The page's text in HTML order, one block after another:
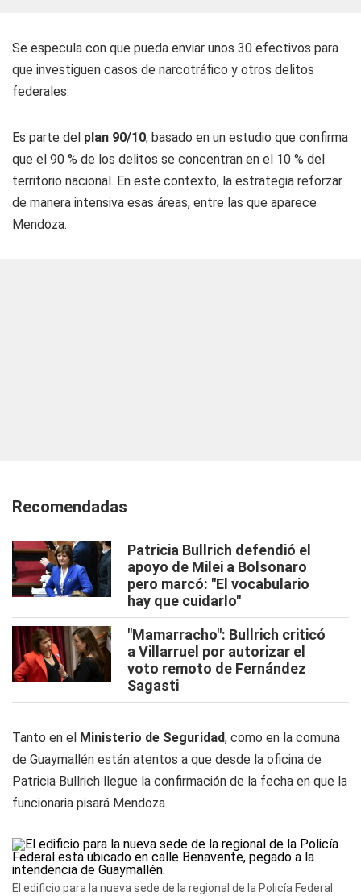
Se especula con que pueda enviar unos 30 efectivos para
que investiguen casos de narcotráfico y otros delitos
federales.
Es parte del plan 90/10, basado en un estudio que confirma
que el 90 % de los delitos se concentran en el 10 % del
territorio nacional. En este contexto, la estrategia reforzar
de manera intensiva esas áreas, entre las que aparece
Mendoza.
Recomendadas
Patricia Bullrich defendió el
apoyo de Milei a Bolsonaro
pero marcó: "El vocabulario
hay que cuidarlo"
"Mamarracho": Bullrich criticó
a Villarruel por autorizar el
voto remoto de Fernández
Sagasti
Tanto en el Ministerio de Seguridad, como en la comuna
de Guaymallén están atentos a que desde la oficina de
Patricia Bullrich llegue la confirmación de la fecha en que la
funcionaria pisará Mendoza.
El edificio para la nueva sede de la regional de la Policía Federal